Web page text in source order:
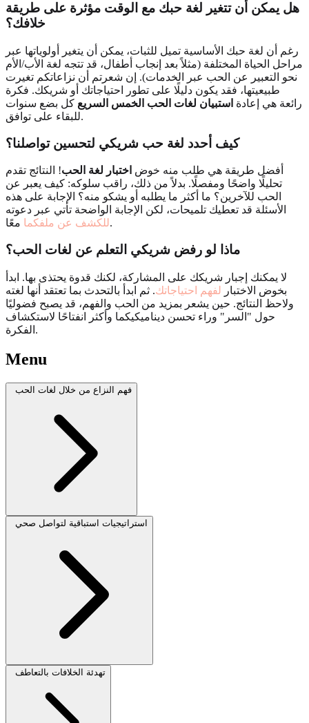
هل يمكن أن تتغير لغة حبك مع الوقت مؤثرة على طريقة
خلافك؟
رغم أن لغة حبك الأساسية تميل للثبات، يمكن أن يتغير أولوياتها عبر
مراحل الحياة المختلفة (مثلاً بعد إنجاب أطفال، قد تتجه لغة الأب/الأم
نحو التعبير عن الحب عبر الخدمات). إن شعرتم أن نزاعاتكم تغيرت
طبيعيتها، فقد يكون دليلًا على تطور احتياجاتك أو شريكك. فكرة
رائعة هي إعادة استبيان لغات الحب الخمس السريع كل بضع سنوات
للبقاء على توافق.
كيف أحدد لغة حب شريكي لتحسين تواصلنا؟
أفضل طريقة هي طلب منه خوض اختبار لغة الحب! النتائج تقدم
تحليلًا واضحًا ومفصلًا. بدلاً من ذلك، راقب سلوكه: كيف يعبر عن
الحب للآخرين؟ ما أكثر ما يطلبه أو يشكو منه؟ الإجابة على هذه
الأسئلة قد تعطيك تلميحات، لكن الإجابة الواضحة تأتي عبر دعوته
للكشف عن ملفكمامعًا.
ماذا لو رفض شريكي التعلم عن لغات الحب؟
لا يمكنك إجبار شريكك على المشاركة، لكنك قدوة يحتذى بها. ابدأ
بخوض الاختبار لفهم احتياجاتك. ثم ابدأ بالتحدث بما تعتقد أنها لغته
ولاحظ النتائج. حين يشعر بمزيد من الحب والفهم، قد يصبح فضوليًا
حول "السر" وراء تحسن ديناميكيكما وأكثر انفتاحًا لاستكشاف
الفكرة.
Menu
فهم النزاع من خلال لغات الحب
استراتيجيات استباقية لتواصل صحي
تهدئة الخلافات بالتعاطف